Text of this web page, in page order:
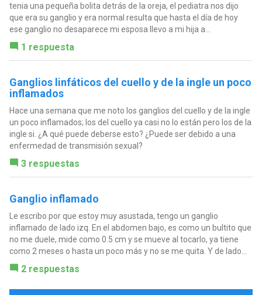
tenia una pequeña bolita detrás de la oreja, el pediatra nos dijo
que era su ganglio y era normal resulta que hasta el día de hoy
ese ganglio no desaparece mi esposa llevo a mi hija a...
1 respuesta
Ganglios linfáticos del cuello y de la ingle un poco
inflamados
Hace una semana que me noto los ganglios del cuello y de la ingle
un poco inflamados; los del cuello ya casi no lo están pero los de la
ingle si. ¿A qué puede deberse esto? ¿Puede ser debido a una
enfermedad de transmisión sexual?
3 respuestas
Ganglio inflamado
Le escribo por que estoy muy asustada, tengo un ganglio
inflamado de lado izq. En el abdomen bajo, es como un bultito que
no me duele, mide como 0.5 cm y se mueve al tocarlo, ya tiene
como 2 meses o hasta un poco más y no se me quita. Y de lado...
2 respuestas